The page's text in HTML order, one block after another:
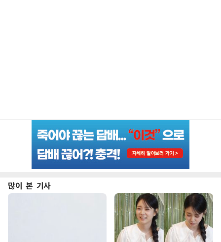
많이 본 기사